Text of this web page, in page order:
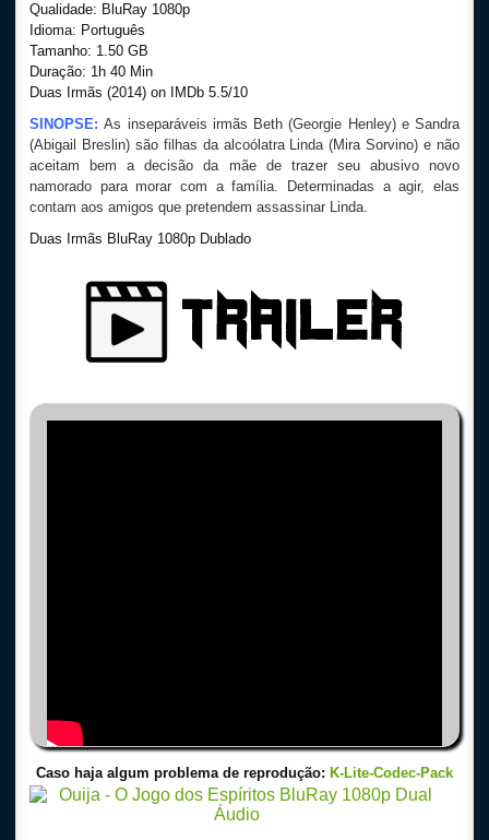
Qualidade: BluRay 1080p
Idioma: Português
Tamanho: 1.50 GB
Duração: 1h 40 Min
Duas Irmãs (2014) on IMDb 5.5/10
SINOPSE:As inseparáveis irmãs Beth (Georgie Henley) e Sandra
(Abigail Breslin) são filhas da alcoólatra Linda (Mira Sorvino) e não
aceitam bem a decisão da mãe de trazer seu abusivo novo
namorado para morar com a família. Determinadas a agir, elas
contam aos amigos que pretendem assassinar Linda.
Duas Irmãs BluRay 1080p Dublado
Caso haja algum problema de reprodução: K-Lite-Codec-Pack